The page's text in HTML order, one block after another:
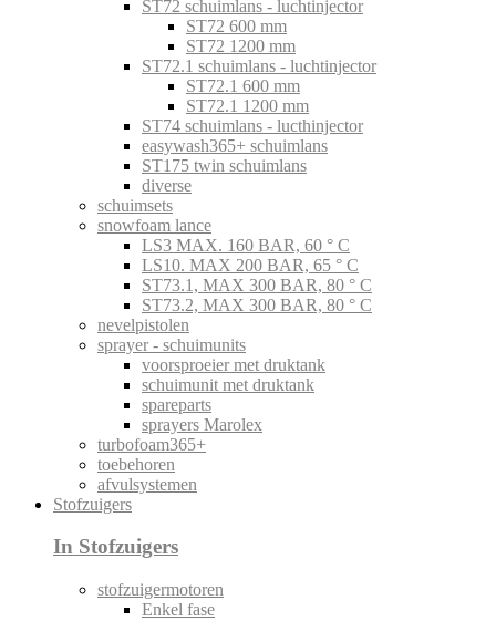
ST72 schuimlans - luchtinjector
ST72 600 mm
ST72 1200 mm
ST72.1 schuimlans - luchtinjector
ST72.1 600 mm
ST72.1 1200 mm
ST74 schuimlans - lucthinjector
easywash365+ schuimlans
ST175 twin schuimlans
diverse
schuimsets
snowfoam lance
LS3 MAX. 160 BAR, 60 ° C
LS10. MAX 200 BAR, 65 ° C
ST73.1, MAX 300 BAR, 80 ° C
ST73.2, MAX 300 BAR, 80 ° C
nevelpistolen
sprayer - schuimunits
voorsproeier met druktank
schuimunit met druktank
spareparts
sprayers Marolex
turbofoam365+
toebehoren
afvulsystemen
Stofzuigers
In Stofzuigers
stofzuigermotoren
Enkel fase